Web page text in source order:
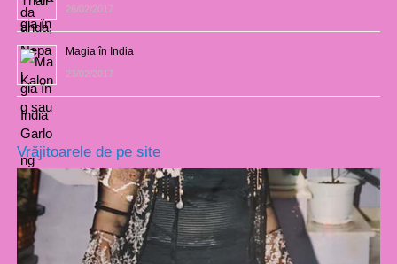
26/02/2017
Magia în India
23/02/2017
Vrăjitoarele de pe site